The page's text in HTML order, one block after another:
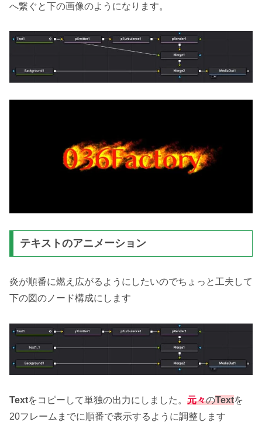
へ繋ぐと下の画像のようになります。
テキストのアニメーション
炎が順番に燃え広がるようにしたいのでちょっと工夫して
下の図のノード構成にします
Textをコピーして単独の出力にしました。 元々のTextを
20フレームまでに順番で表示するように調整します